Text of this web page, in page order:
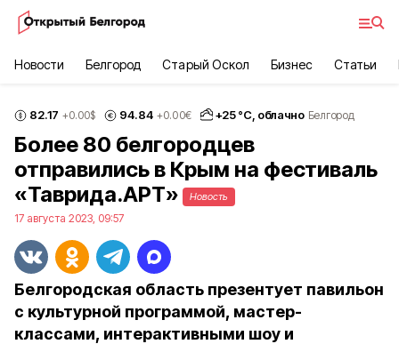
Новости Белгород Старый Оскол Бизнес Статьи
82.17 +0.00$ 94.84 +0.00€ +25°С, облачно Белгород
Более 80 белгородцев
отправились в Крым на фестиваль
«Таврида.АРТ»
Новость
17 августа 2023, 09:57
Белгородская область презентует павильон
с культурной программой, мастер-
классами, интерактивными шоу и